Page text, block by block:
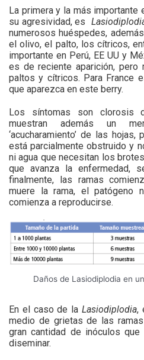
La primera y la más importante
su agresividad, es
numerosos huéspedes,
el olivo, el palto, los cítricos,
importante en Perú, EE UU y
es de reciente aparición, pero
paltos y cítricos. Para France
que aparezca en este berry.
Los síntomas son clorosis
muestran además un
‘acucharamiento’ de las
está parcialmente obstruido y
ni agua que necesitan los
que avanza la enfermedad,
finalmente, las ramas
muere la rama, el patógeno
comienza a reproducirse.
Daños de Lasiodiplodia en
En el caso de la Lasiodiplodia,
medio de grietas de las
gran cantidad de inóculos
diseminar.